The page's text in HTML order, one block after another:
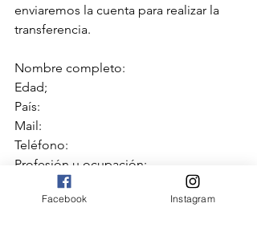
enviaremos la cuenta para realizar la
transferencia.
Nombre completo:
Edad;
País:
Mail:
Teléfono:
Profesión u ocupación:
Nos vemos en el taller!!
Facebook Instagram